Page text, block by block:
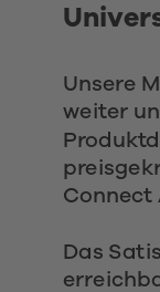
Unsere
weiter
Connect
Das